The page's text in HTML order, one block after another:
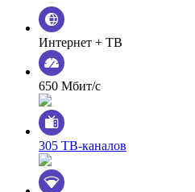
Интернет + ТВ
650 Мбит/с
305 ТВ-каналов